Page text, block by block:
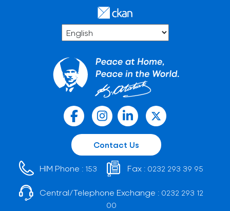
Contact Us
HIM Phone : 153 Fax : 0232 293 39 95
Central/Telephone Exchange : 0232 293 12
00